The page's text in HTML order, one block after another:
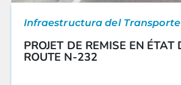
Infraestructura del Transporte
PROJET DE REMISE EN ÉTAT
ROUTE N-232